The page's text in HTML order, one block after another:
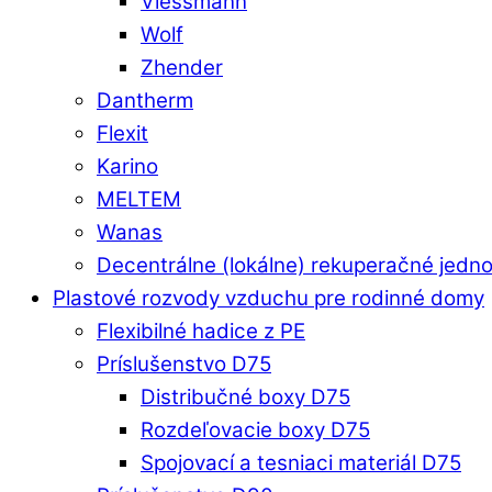
Wolf
Zhender
Dantherm
Flexit
Karino
MELTEM
Wanas
Decentrálne (lokálne) rekuperačné
Plastové rozvody vzduchu pre rodinné domy
Flexibilné hadice z PE
Príslušenstvo D75
Distribučné boxy D75
Rozdeľovacie boxy D75
Spojovací a tesniaci materiál D75